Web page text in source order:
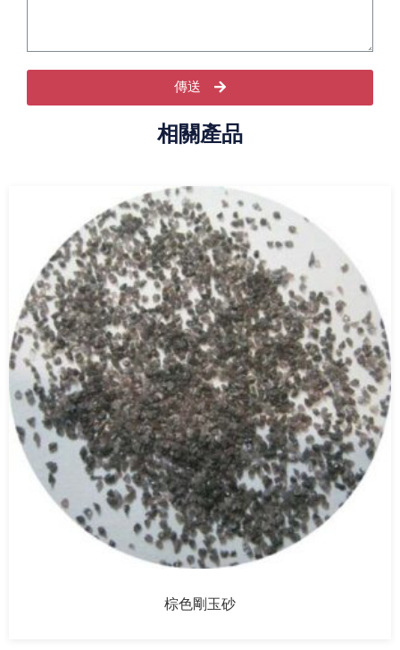
傳送
相關產品
棕色剛玉砂